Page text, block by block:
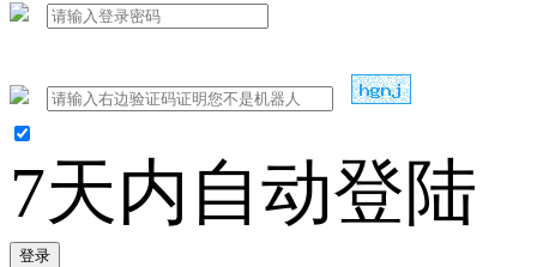
7天内自动登陆
登录